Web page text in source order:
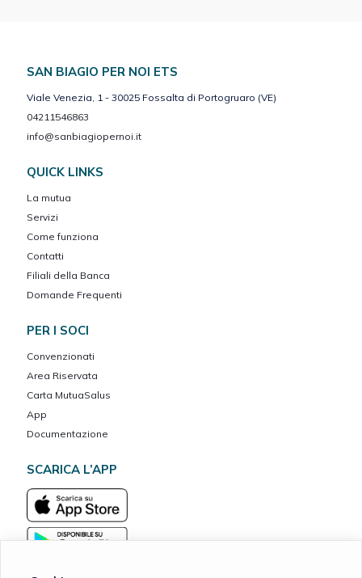
SAN BIAGIO PER NOI ETS
Viale Venezia, 1 - 30025 Fossalta di Portogruaro (VE)
04211546863
info@sanbiagiopernoi.it
QUICK LINKS
La mutua
Servizi
Come funziona
Contatti
Filiali della Banca
Domande Frequenti
PER I SOCI
Convenzionati
Area Riservata
Carta MutuaSalus
App
Documentazione
SCARICA L’APP